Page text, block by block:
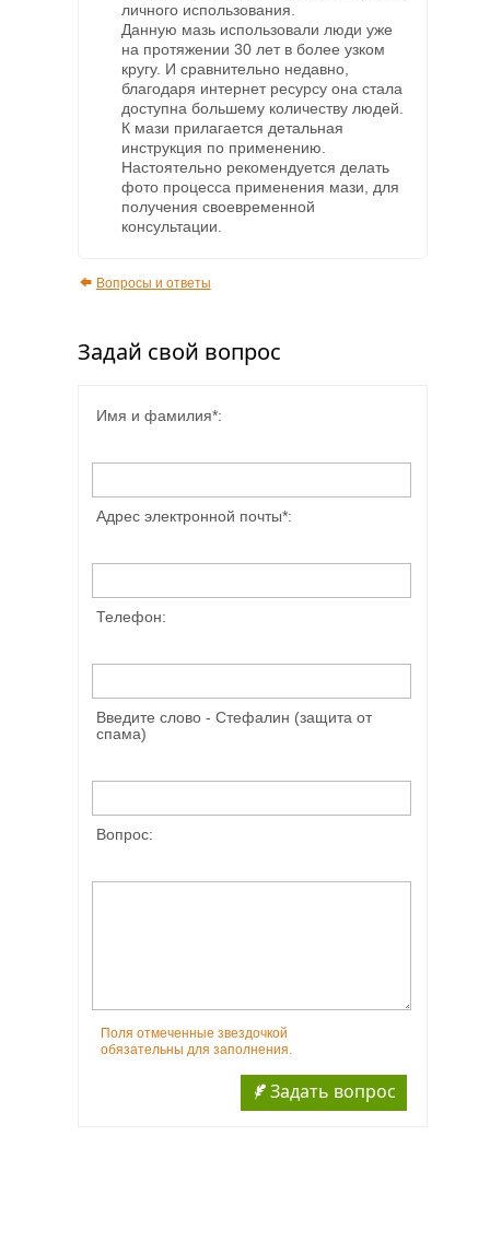
личного использования.
Данную мазь использовали люди уже
на протяжении 30 лет в более узком
кругу. И сравнительно недавно,
благодаря интернет ресурсу она стала
доступна большему количеству людей.
К мази прилагается детальная
инструкция по применению.
Настоятельно рекомендуется делать
фото процесса применения мази, для
получения своевременной
консультации.
Вопросы и ответы
Задай свой вопрос
Имя и фамилия*:
Адрес электронной почты*:
Телефон:
Введите слово - Стефалин (защита от
спама)
Вопрос:
Поля отмеченные звездочкой
обязательны для заполнения.
Задать вопрос